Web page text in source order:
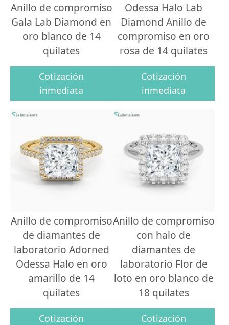
Anillo de compromiso
Gala Lab Diamond en
oro blanco de 14
quilates
Cotización
inmediata
Odessa Halo Lab
Diamond Anillo de
compromiso en oro
rosa de 14 quilates
Cotización
inmediata
Anillo de compromiso
de diamantes de
laboratorio Adorned
Odessa Halo en oro
amarillo de 14
quilates
Cotización
Anillo de compromiso
con halo de
diamantes de
laboratorio Flor de
loto en oro blanco de
18 quilates
Cotización